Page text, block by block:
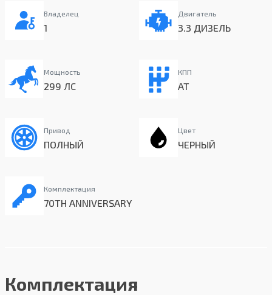
Владелец
1
Двигатель
3.3 ДИЗЕЛЬ
Мощность
299 ЛС
КПП
AT
Привод
ПОЛНЫЙ
Цвет
ЧЕРНЫЙ
Комплектация
70TH ANNIVERSARY
Комплектация